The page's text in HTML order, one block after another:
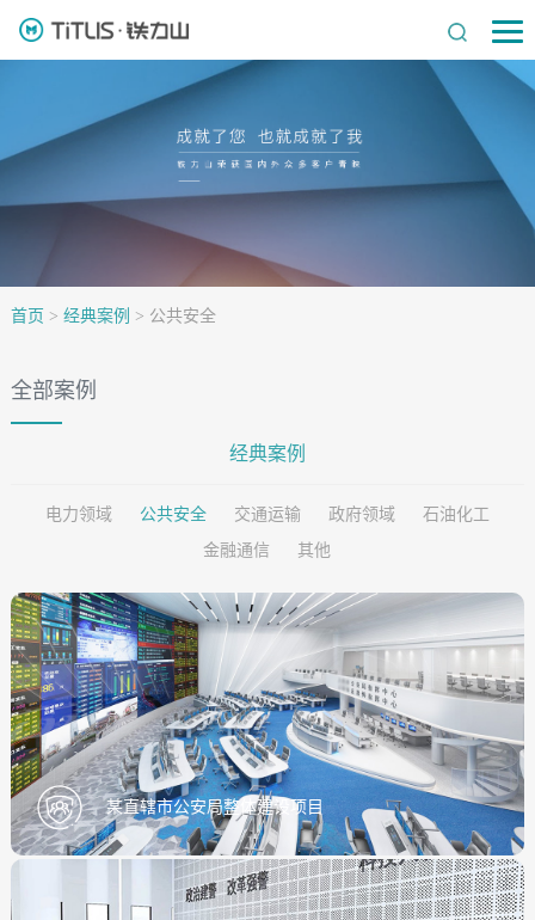
首页 > 经典案例 > 公共安全
全部案例
经典案例
电力领域 公共安全 交通运输 政府领域
石油化工
金融通信
其他
某直辖市公安局整体建设项目